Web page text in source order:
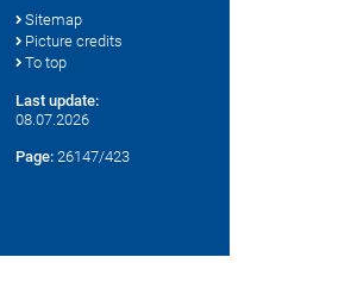
Sitemap
Picture credits
To top
Last update:
08.07.2026
Page: 26147/423